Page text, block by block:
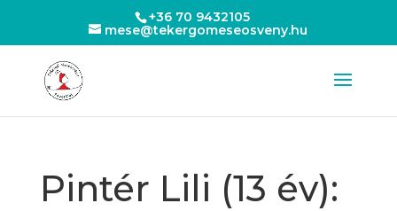
+36 70 9432105
mese@tekergomeseosveny.hu
Pintér Lili (13 év):